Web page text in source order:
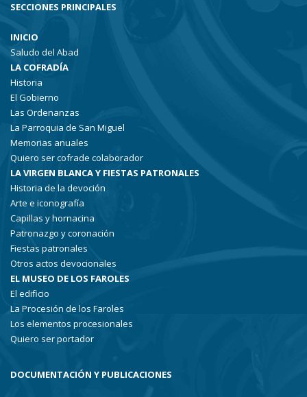
SECCIONES PRINCIPALES
INICIO
Saludo del Abad
LA COFRADÍA
Historia
El Gobierno
Las Ordenanzas
La Parroquia de San Miguel
Memorias anuales
Quiero ser cofrade colaborador
LA VIRGEN BLANCA Y FIESTAS PATRONALES
Historia de la devoción
Arte e iconografía
Capillas y hornacina
Patronazgo y coronación
Fiestas patronales
Otros actos devocionales
EL MUSEO DE LOS FAROLES
El edificio
La Procesión de los Faroles
Los elementos procesionales
Quiero ser portador
DOCUMENTACIÓN Y PUBLICACIONES